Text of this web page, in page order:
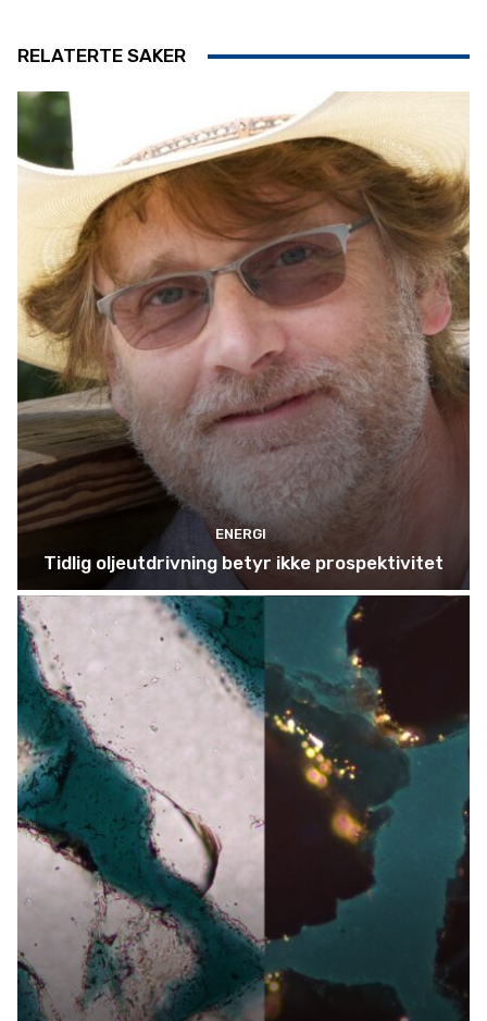
RELATERTE SAKER
ENERGI
Tidlig oljeutdrivning betyr ikke prospektivitet